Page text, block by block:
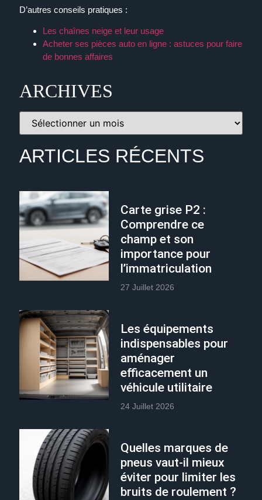
D’autres conseils pratiques :
Les chaînes neige et leur usage
Acheter ses pièces auto en ligne : astuces pour faire
de bonnes affaires
ARCHIVES
ARTICLES RÉCENTS
Carte grise P2 :
Comprendre ce
champ et son
importance pour
l’immatriculation
27 Juillet 2026
Les équipements
indispensables pour
aménager
efficacement un
véhicule utilitaire
24 Juillet 2026
Quelles marques de
pneus vaut-il mieux
éviter pour limiter les
bruits de roulement ?